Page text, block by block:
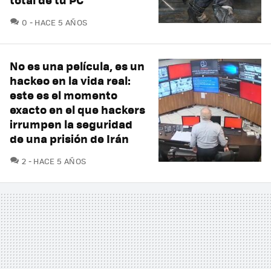
0 COMENTARIOS
HACE 5 AÑOS
No es una película, es un
hackeo en la vida real:
este es el momento
exacto en el que hackers
irrumpen la seguridad
de una prisión de Irán
2 COMENTARIOS
HACE 5 AÑOS